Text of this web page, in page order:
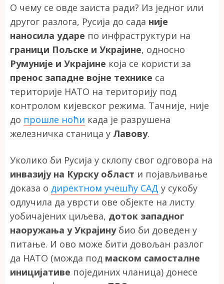
О чему се овде заиста ради? Из једног или
другог разлога, Русија до сада није
наносила ударе по инфраструктури на
граници Пољске и Украјине, односно
Румуније и Украјине која се користи за
пренос западне војне технике са
територије НАТО на територију под
контролом кијевског режима. Тачније, није
до прошле ноћи када је разрушена
железничка станица у Лавову.
Уколико би Русија у склопу свог одговора на
инвазију на Курску област и појављивање
доказа о директном учешћу САД у сукобу
одлучила да уврсти ове објекте на листу
уобичајених циљева, доток западног
наоружања у Украјинубио би доведен у
питање. И ово може бити довољан разлог
да НАТО (можда под маском самосталне
иницијативе појединих чланица) донесе